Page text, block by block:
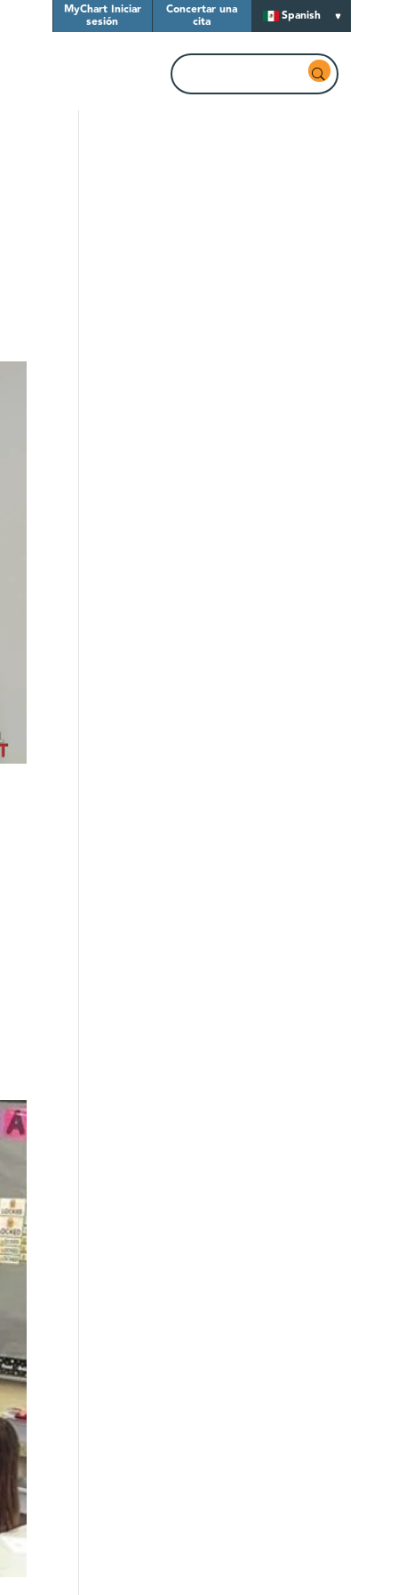
MyChart Iniciar
sesión
Concertar una
cita Spanish